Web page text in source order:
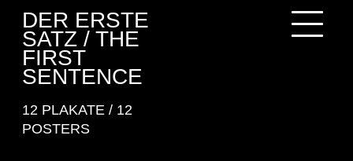
content
DER ERSTE
SATZ / THE
FIRST
SENTENCE
12 PLAKATE / 12
POSTERS